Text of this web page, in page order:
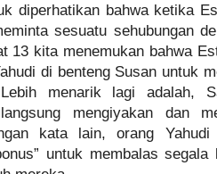
diperhatikan bahwa ketika
sesuatu sehubungan
13 kita menemukan bahwa
di benteng Susan untuk
Lebih menarik lagi adalah,
mengiyakan dan
kata lain, orang
untuk membalas